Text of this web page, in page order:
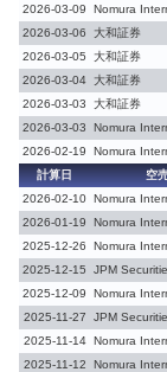
2026-03-09
Nomura
2026-03-06
大和証券
2026-03-05
大和証券
2026-03-04 大和証券
2026-03-03
大和証券
2026-03-03
Nomura
2026-02-19
Nomura
計算日
空
2026-02-10 Nomura
2026-01-19
Nomura
2025-12-26
Nomura
2025-12-15
JPM
2025-12-09
Nomura
2025-11-27
JPM
2025-11-14 Nomura
2025-11-12
Nomura